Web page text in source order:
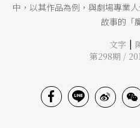
中，以其作品為例，與劇場專業
故事的「
文字 |
第298期 /